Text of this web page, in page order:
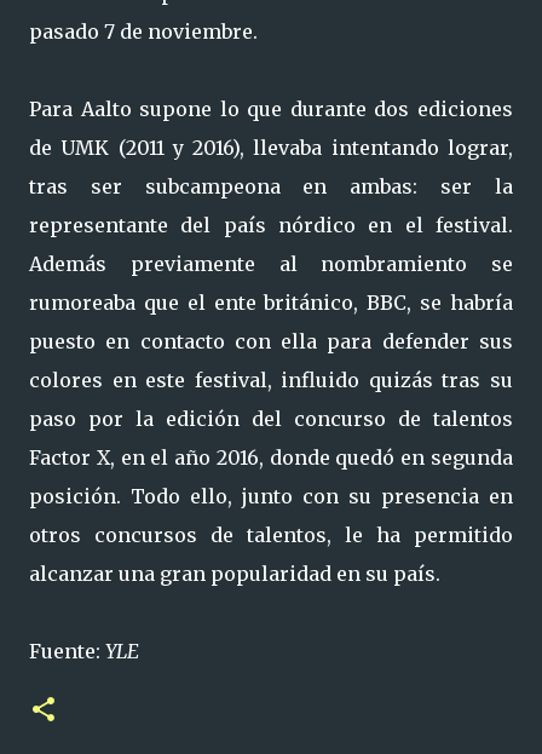
pasado 7 de noviembre.
Para Aalto supone lo que durante dos ediciones
de UMK (2011 y 2016), llevaba intentando lograr,
tras ser subcampeona en ambas: ser la
representante del país nórdico en el festival.
Además previamente al nombramiento se
rumoreaba que el ente británico, BBC, se habría
puesto en contacto con ella para defender sus
colores en este festival, influido quizás tras su
paso por la edición del concurso de talentos
Factor X, en el año 2016, donde quedó en segunda
posición. Todo ello, junto con su presencia en
otros concursos de talentos, le ha permitido
alcanzar una gran popularidad en su país.
Fuente: YLE